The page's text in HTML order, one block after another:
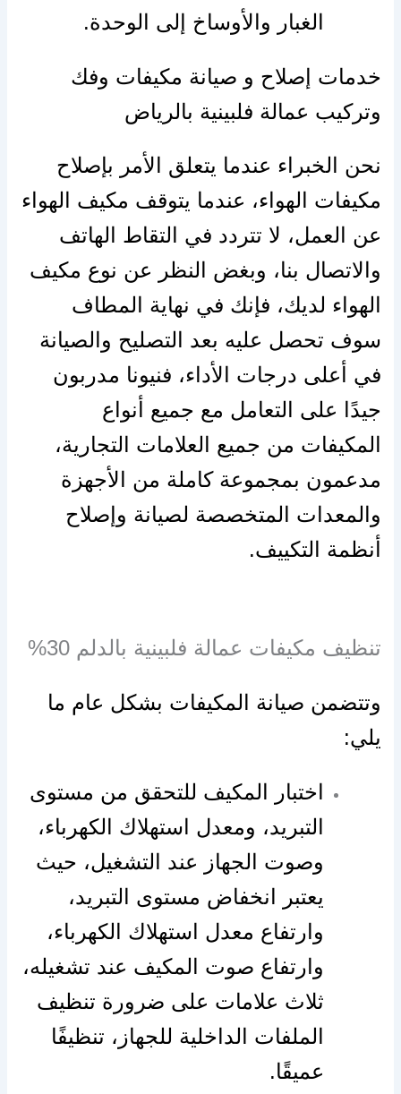
الغبار والأوساخ إلى الوحدة.
خدمات إصلاح و صيانة مكيفات وفك
وتركيب عمالة فلبينية بالرياض
نحن الخبراء عندما يتعلق الأمر بإصلاح
مكيفات الهواء، عندما يتوقف مكيف الهواء
عن العمل، لا تتردد في التقاط الهاتف
والاتصال بنا، وبغض النظر عن نوع مكيف
الهواء لديك، فإنك في نهاية المطاف
سوف تحصل عليه بعد التصليح والصيانة
في أعلى درجات الأداء، فنيونا مدربون
جيدًا على التعامل مع جميع أنواع
المكيفات من جميع العلامات التجارية،
مدعمون بمجموعة كاملة من الأجهزة
والمعدات المتخصصة لصيانة وإصلاح
أنظمة التكييف.
تنظيف مكيفات عمالة فلبينية بالدلم 30%
وتتضمن صيانة المكيفات بشكل عام ما
يلي:
اختبار المكيف للتحقق من مستوى
التبريد، ومعدل استهلاك الكهرباء،
وصوت الجهاز عند التشغيل، حيث
يعتبر انخفاض مستوى التبريد،
وارتفاع معدل استهلاك الكهرباء،
وارتفاع صوت المكيف عند تشغيله،
ثلاث علامات على ضرورة تنظيف
الملفات الداخلية للجهاز، تنظيفًا
عميقًا.